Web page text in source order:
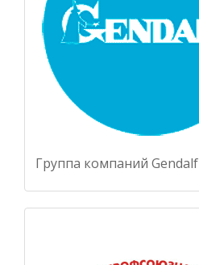
Группа компаний Gendalf